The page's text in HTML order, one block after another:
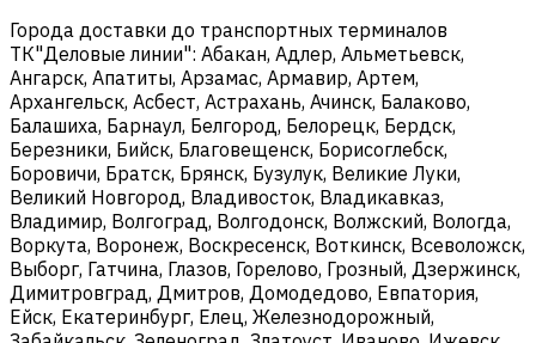
Города доставки до транспортных терминалов
ТК"Деловые линии": Абакан, Адлер, Альметьевск,
Ангарск, Апатиты, Арзамас, Армавир, Артем,
Архангельск, Асбест, Астрахань, Ачинск, Балаково,
Балашиха, Барнаул, Белгород, Белорецк, Бердск,
Березники, Бийск, Благовещенск, Борисоглебск,
Боровичи, Братск, Брянск, Бузулук, Великие Луки,
Великий Новгород, Владивосток, Владикавказ,
Владимир, Волгоград, Волгодонск, Волжский, Вологда,
Воркута, Воронеж, Воскресенск, Воткинск, Всеволожск,
Выборг, Гатчина, Глазов, Горелово, Грозный, Дзержинск,
Димитровград, Дмитров, Домодедово, Евпатория,
Ейск, Екатеринбург, Елец, Железнодорожный,